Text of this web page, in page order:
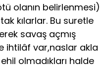
olanın belirlenmesi)
kılarlar. Bu suretle
savaş açmış
ihtilâf var,naslar akla
olmadıkları halde